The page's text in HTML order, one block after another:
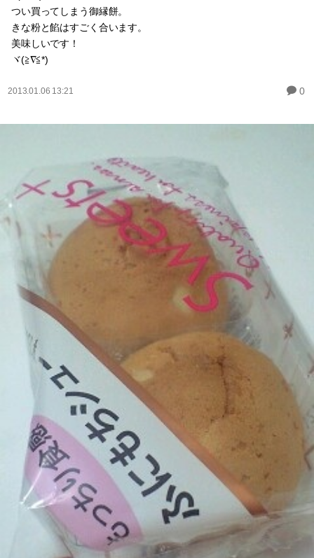
つい買ってしまう御縁餅。
きな粉と餡はすごく合います。
美味しいです！
ヾ(≧∇≦*)ゝ
2013.01.06 13:21 0